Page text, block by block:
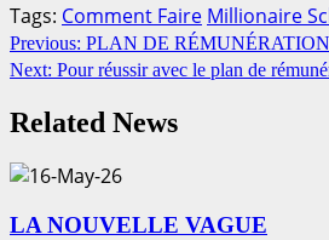
Tags: Comment Faire Millionaire
Continue
Reading
Previous: PLAN DE RÉMUNÉRATION
Next: Pour réussir avec le plan de
Related News
LA NOUVELLE VAGUE